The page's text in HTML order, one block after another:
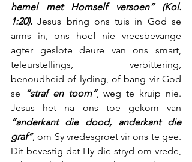
hemel met Homself versoen” (Kol.
1:20). Jesus bring ons tuis in God se
arms in, ons hoef nie vreesbevange
agter geslote deure van ons smart,
teleurstellings, verbittering,
benoudheid of lyding, of bang vir God
se
“straf en toorn”, weg te kruip nie.
“anderkant die dood, anderkant die
graf”, om Sy vredesgroet vir ons te gee.
Dit bevestig dat Hy die stryd om vrede,